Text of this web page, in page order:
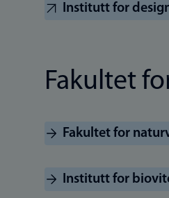
Institutt for
Fakultet
Fakultet for
Institutt for